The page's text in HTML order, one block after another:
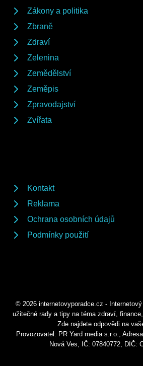
Zákony a politika
Zbraně
Zdraví
Zelenina
Zemědělství
Zeměpis
Zpravodajství
Zvířata
Kontakt
Reklama
Ochrana osobních údajů
Podmínky použití
© 2026 internetovyporadce.cz -
užitečné rady a tipy na téma zdraví,
Zde najdete odpovědi na
Provozovatel: PR Yard media s.r.o.,
Nová Ves, IČ: 07840772, DIČ: